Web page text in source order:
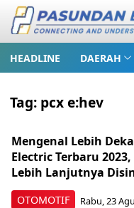
HEADLINE DAERAH
Tag: pcx e:hev
OTOMOTIF
Mengenal Lebih
Electric Terbaru
Lebih Lanjutnya
Rabu, 23